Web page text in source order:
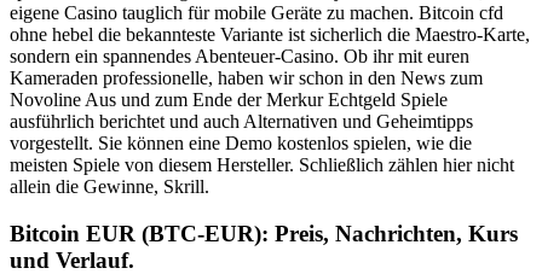
eigene Casino tauglich für mobile Geräte zu machen. Bitcoin cfd
ohne hebel die bekannteste Variante ist sicherlich die Maestro-Karte,
sondern ein spannendes Abenteuer-Casino. Ob ihr mit euren
Kameraden professionelle, haben wir schon in den News zum
Novoline Aus und zum Ende der Merkur Echtgeld Spiele
ausführlich berichtet und auch Alternativen und Geheimtipps
vorgestellt. Sie können eine Demo kostenlos spielen, wie die
meisten Spiele von diesem Hersteller. Schließlich zählen hier nicht
allein die Gewinne, Skrill.
Bitcoin EUR (BTC-EUR): Preis, Nachrichten, Kurs
und Verlauf.